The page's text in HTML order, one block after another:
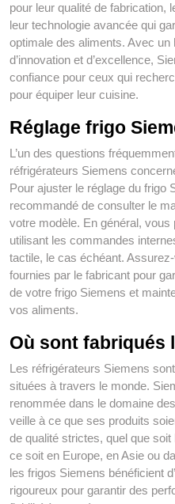
pour leur qualité de fabrication,
leur technologie avancée qui
optimale des aliments. Avec
d’innovation et d’excellence,
confiance pour ceux qui
pour équiper leur cuisine.
Réglage frigo
L’un des questions
réfrigérateurs Siemens
Pour ajuster le réglage du frigo
recommandé de consulter le
votre modèle. En général,
utilisant les commandes
tactile, le cas échéant.
fournies par le fabricant pour
de votre frigo Siemens et
vos aliments.
Où sont fabriqués
Les réfrigérateurs Siemens
situées à travers le monde.
renommée dans le domaine
veille à ce que ses produits
de qualité strictes, quel que
ce soit en Europe, en Asie ou
les frigos Siemens bénéficient
rigoureux pour garantir des